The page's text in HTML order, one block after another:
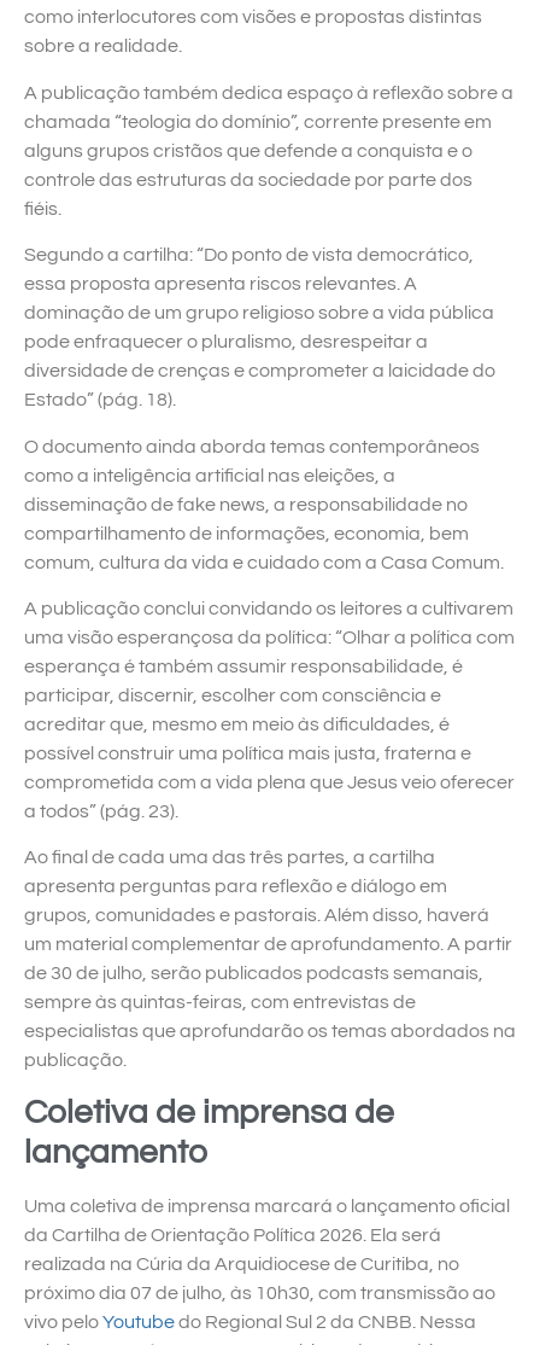
como interlocutores com visões e propostas distintas
sobre a realidade.
A publicação também dedica espaço à reflexão sobre a
chamada “teologia do domínio”, corrente presente em
alguns grupos cristãos que defende a conquista e o
controle das estruturas da sociedade por parte dos
fiéis.
Segundo a cartilha: “Do ponto de vista democrático,
essa proposta apresenta riscos relevantes. A
dominação de um grupo religioso sobre a vida pública
pode enfraquecer o pluralismo, desrespeitar a
diversidade de crenças e comprometer a laicidade do
Estado” (pág. 18).
O documento ainda aborda temas contemporâneos
como a inteligência artificial nas eleições, a
disseminação de fake news, a responsabilidade no
compartilhamento de informações, economia, bem
comum, cultura da vida e cuidado com a Casa Comum.
A publicação conclui convidando os leitores a cultivarem
uma visão esperançosa da política: “Olhar a política com
esperança é também assumir responsabilidade, é
participar, discernir, escolher com consciência e
acreditar que, mesmo em meio às dificuldades, é
possível construir uma política mais justa, fraterna e
comprometida com a vida plena que Jesus veio oferecer
a todos” (pág. 23).
Ao final de cada uma das três partes, a cartilha
apresenta perguntas para reflexão e diálogo em
grupos, comunidades e pastorais. Além disso, haverá
um material complementar de aprofundamento. A partir
de 30 de julho, serão publicados podcasts semanais,
sempre às quintas-feiras, com entrevistas de
especialistas que aprofundarão os temas abordados na
publicação.
Coletiva de imprensa de
lançamento
Uma coletiva de imprensa marcará o lançamento oficial
da Cartilha de Orientação Política 2026. Ela será
realizada na Cúria da Arquidiocese de Curitiba, no
próximo dia 07 de julho, às 10h30, com transmissão ao
vivo peloYoutubedo Regional Sul 2 da CNBB. Nessa